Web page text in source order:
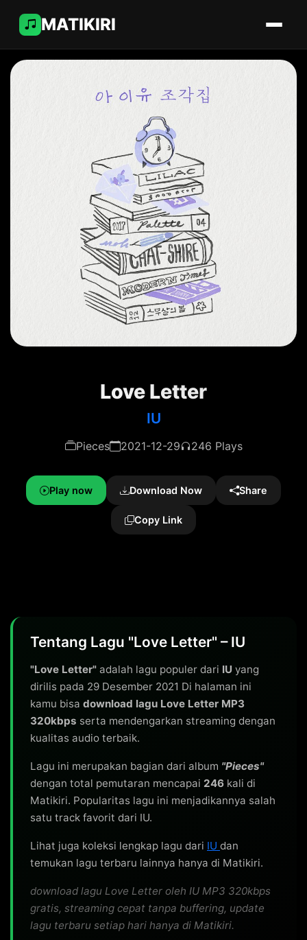
MATIKIRI
Love Letter
IU
Pieces 2021-12-29 246 Plays
Play now Download Now Share
Copy Link
Tentang Lagu "Love Letter" – IU
"Love Letter" adalah lagu populer dari IU yang
dirilis pada 29 Desember 2021 Di halaman ini
kamu bisa download lagu Love Letter MP3
320kbps serta mendengarkan streaming dengan
kualitas audio terbaik.
Lagu ini merupakan bagian dari album "Pieces"
dengan total pemutaran mencapai 246 kali di
Matikiri. Popularitas lagu ini menjadikannya salah
satu track favorit dari IU.
Lihat juga koleksi lengkap lagu dari IU dan
temukan lagu terbaru lainnya hanya di Matikiri.
download lagu Love Letter oleh IU MP3 320kbps
gratis, streaming cepat tanpa buffering, update
lagu terbaru setiap hari hanya di Matikiri.